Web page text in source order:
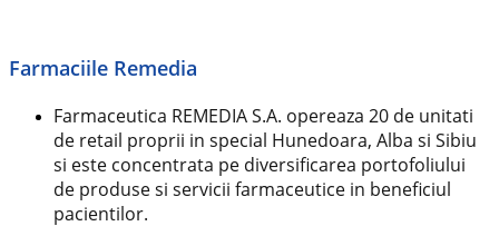
Farmaciile Remedia
Farmaceutica REMEDIA S.A. opereaza 20 de unitati
de retail proprii in special Hunedoara, Alba si Sibiu
si este concentrata pe diversificarea portofoliului
de produse si servicii farmaceutice in beneficiul
pacientilor.